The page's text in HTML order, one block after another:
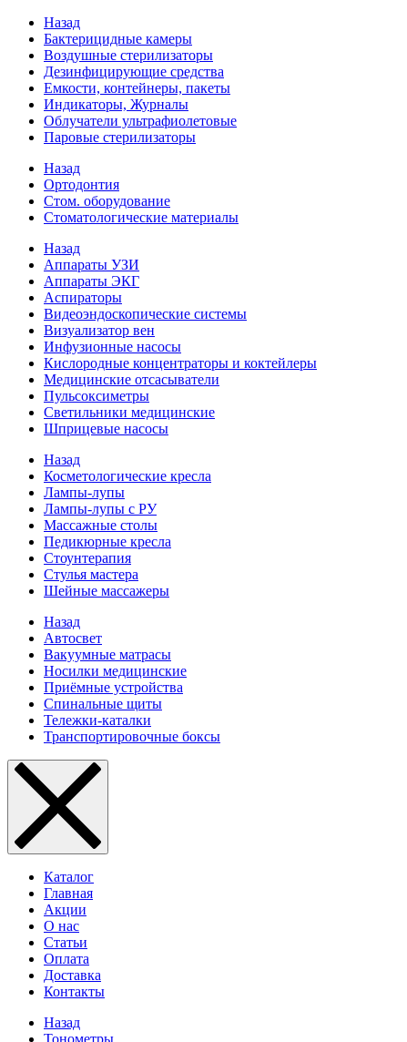
Назад
Бактерицидные камеры
Воздушные стерилизаторы
Дезинфицирующие средства
Емкости, контейнеры, пакеты
Индикаторы, Журналы
Облучатели ультрафиолетовые
Паровые стерилизаторы
Назад
Ортодонтия
Стом. оборудование
Стоматологические материалы
Назад
Аппараты УЗИ
Аппараты ЭКГ
Аспираторы
Видеоэндоскопические системы
Визуализатор вен
Инфузионные насосы
Кислородные концентраторы и коктейлеры
Медицинские отсасыватели
Пульсоксиметры
Светильники медицинские
Шприцевые насосы
Назад
Косметологические кресла
Лампы-лупы
Лампы-лупы с РУ
Массажные столы
Педикюрные кресла
Стоунтерапия
Стулья мастера
Шейные массажеры
Назад
Автосвет
Вакуумные матрасы
Носилки медицинские
Приёмные устройства
Спинальные щиты
Тележки-каталки
Транспортировочные боксы
Каталог
Главная
Акции
О нас
Статьи
Оплата
Доставка
Контакты
Назад
Тонометры